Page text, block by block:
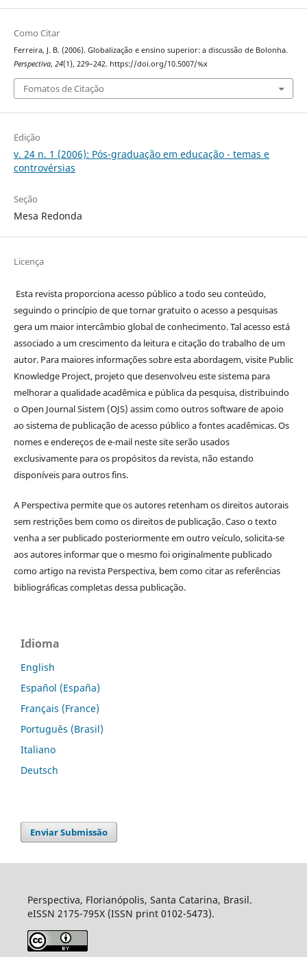
Como Citar
Ferreira, J. B. (2006). Globalização e ensino superior: a discussão de Bolonha.
Perspectiva, 24(1), 229–242. https://doi.org/10.5007/%x
Fomatos de Citação
Edição
v. 24 n. 1 (2006): Pós-graduação em educação - temas e
controvérsias
Seção
Mesa Redonda
Licença
Esta revista proporciona acesso público a todo seu conteúdo,
seguindo o princípio de que tornar gratuito o acesso a pesquisas
gera um maior intercâmbio global de conhecimento. Tal acesso está
associado a um crescimento da leitura e citação do trabalho de um
autor. Para maiores informações sobre esta abordagem, visite Public
Knowledge Project, projeto que desenvolveu este sistema para
melhorar a qualidade acadêmica e pública da pesquisa, distribuindo
o Open Journal Sistem (OJS) assim como outros software de apoio
ao sistema de publicação de acesso público a fontes acadêmicas. Os
nomes e endereços de e-mail neste site serão usados
exclusivamente para os propósitos da revista, não estando
disponíveis para outros fins.
A Perspectiva permite que os autores retenham os direitos autorais
sem restrições bem como os direitos de publicação. Caso o texto
venha a ser publicado posteriormente em outro veículo, solicita-se
aos autores informar que o mesmo foi originalmente publicado
como artigo na revista Perspectiva, bem como citar as referências
bibliográficas completas dessa publicação.
Idioma
English
Español (España)
Français (France)
Português (Brasil)
Italiano
Deutsch
Enviar Submissão
Perspectiva, Florianópolis, Santa Catarina, Brasil.
eISSN 2175-795X (ISSN print 0102-5473).